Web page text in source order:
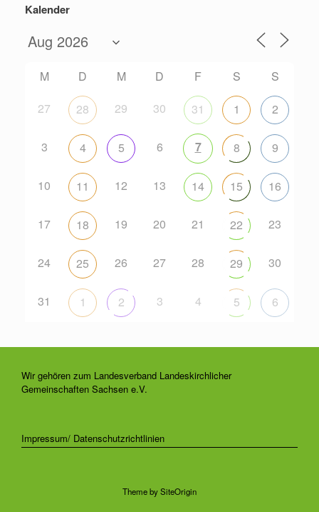
Kalender
M D M D F S
S
27
28 29 30 31 1 2
3 4 5 6 7 8 9
10 11 12 13 14 15 16
17 18 19 20 21 22 23
24 25 26 27 28 29 30
31 1 2 3 4 5 6
Wir gehören zum Landesverband Landeskirchlicher
Gemeinschaften Sachsen e.V.
Impressum/ Datenschutzrichtlinien
Theme bySiteOrigin